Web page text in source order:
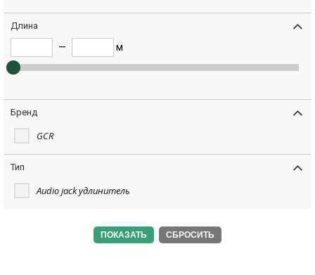
Длина
— м
Бренд
GCR
Тип
Audio jack удлинитель
СБРОСИТЬ